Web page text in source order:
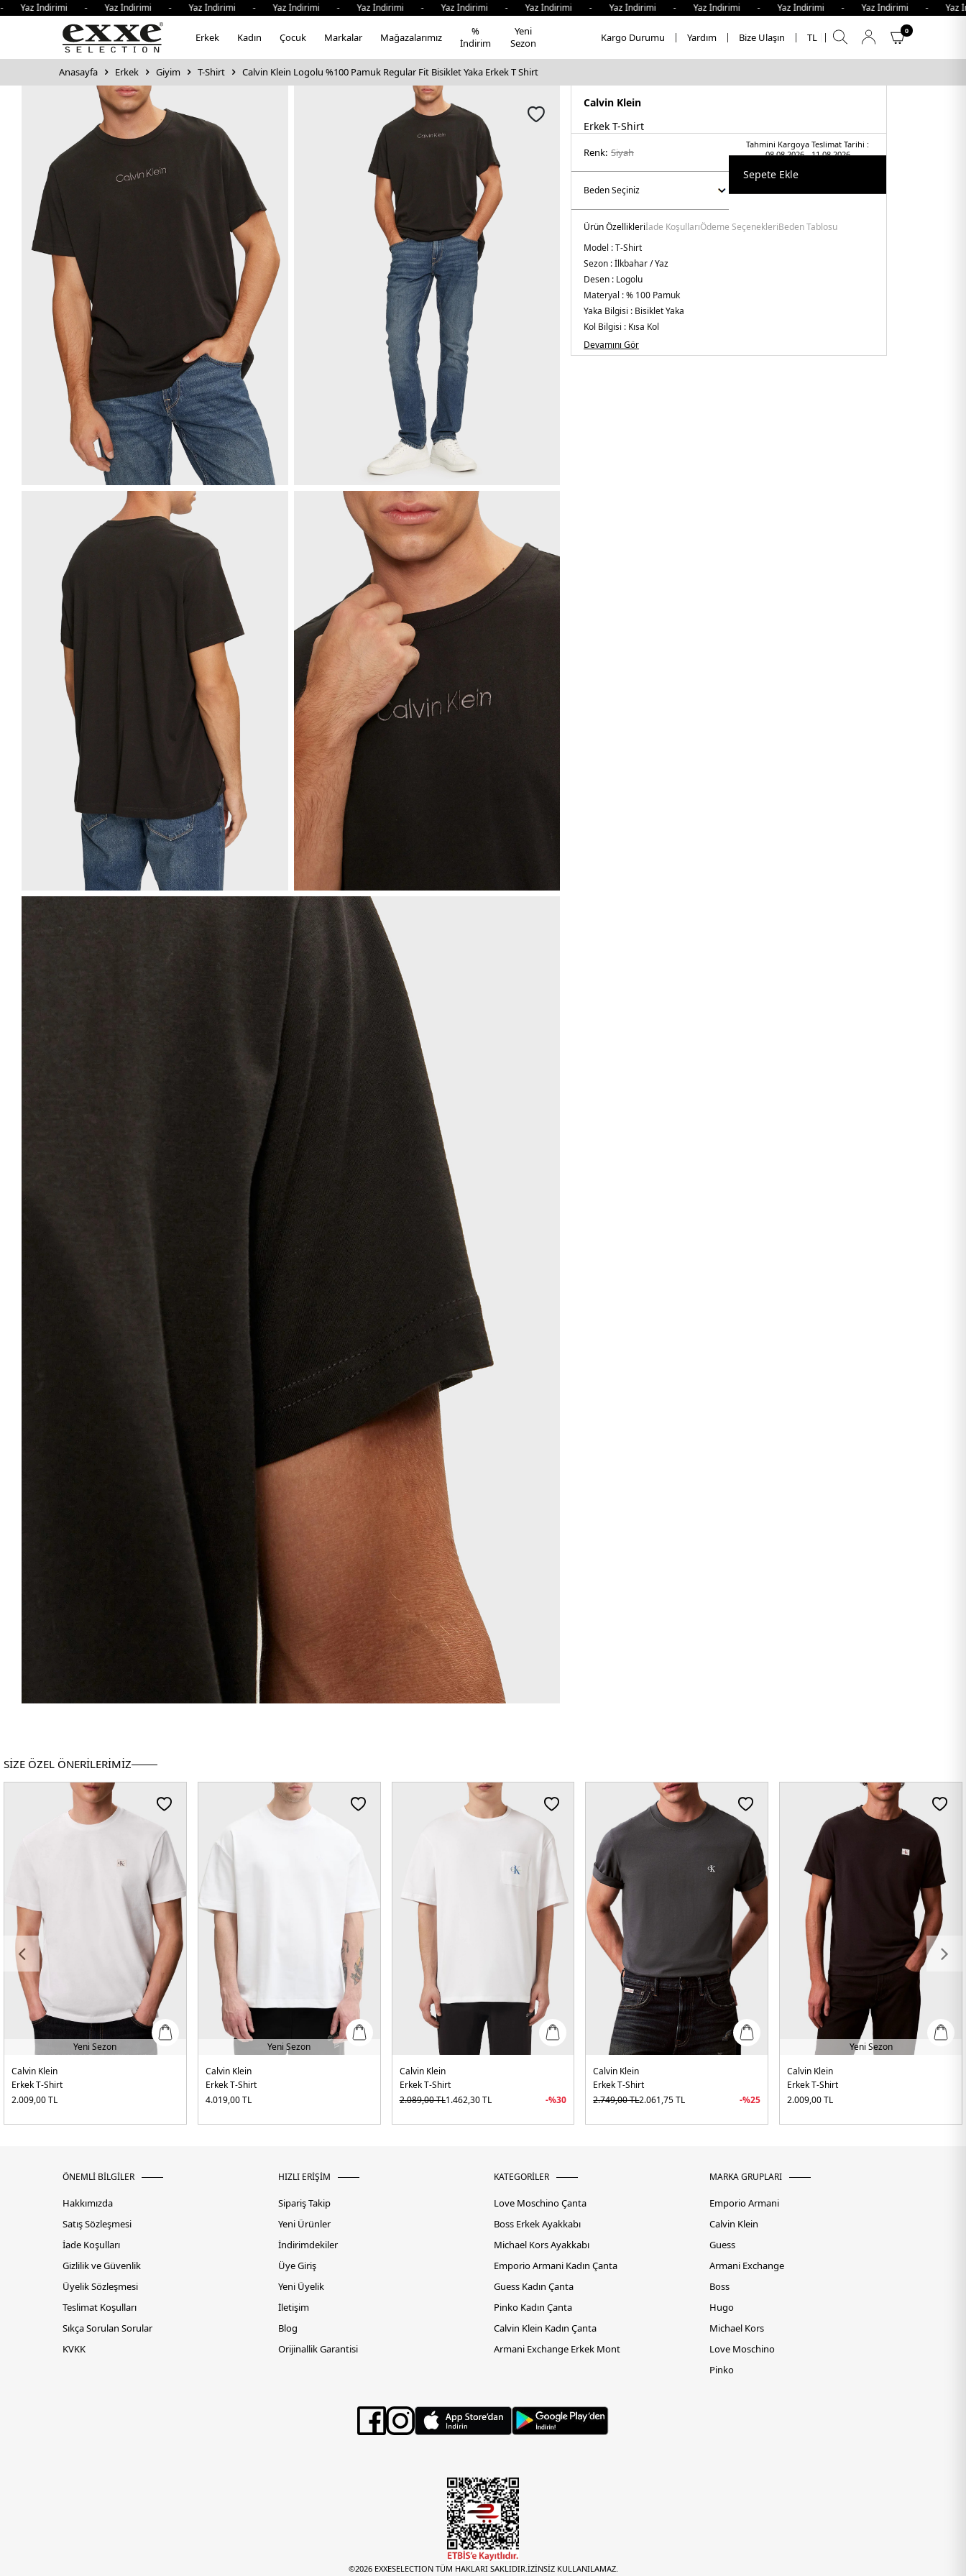
- Yaz İndirimi - Yaz İndirimi - Yaz İndirimi - Yaz İndirimi - Yaz İndirimi - Yaz İndirimi - Yaz İndirimi - Yaz İndirimi - Yaz İndirimi - Yaz İndirimi -
Erkek Kadın Çocuk Markalar Mağazalarımız
%
İndirim
Yeni
Sezon
Kargo Durumu Yardım Bize Ulaşın TL
0
Anasayfa Erkek Giyim T-Shirt Calvin Klein Logolu %100 Pamuk Regular Fit Bisiklet Yaka Erkek T Shirt
Calvin Klein
Erkek T-Shirt
Tahmini Kargoya Teslimat Tarihi :
08.08.2026 - 11.08.2026
Renk: si̇yah
Sepete Ekle
Ürün Özellikleriİade KoşullarıÖdeme SeçenekleriBeden Tablosu
Model :T-Shirt
Sezon :İlkbahar / Yaz
Desen : Logolu
Materyal :% 100 Pamuk
Yaka Bilgisi : Bisiklet Yaka
Kol Bilgisi : Kısa Kol
Kalıp Bilgisi :Regular Fit
Üretim Yeri :Banglades
Devamını Gör
SİZE ÖZEL ÖNERİLERİMİZ
Yeni Sezon
Calvin Klein
Erkek T-Shirt
2.009,00TL
Yeni Sezon
Calvin Klein
Erkek T-Shirt
4.019,00TL
Calvin Klein
Erkek T-Shirt
2.089,00TL1.462,30TL -%30
Calvin Klein
Erkek T-Shirt
2.749,00TL2.061,75TL -%25
Yeni Sezon
Calvin Klein
Erkek T-Shirt
2.009,00TL
ÖNEMLİ BİLGİLER
Hakkımızda
Satış Sözleşmesi
İade Koşulları
Gizlilik ve Güvenlik
Üyelik Sözleşmesi
Teslimat Koşulları
Sıkça Sorulan Sorular
KVKK
HIZLI ERİŞİM
Sipariş Takip
Yeni Ürünler
İndirimdekiler
Üye Giriş
Yeni Üyelik
İletişim
Blog
Orijinallik Garantisi
KATEGORİLER
Love Moschino Çanta
Boss Erkek Ayakkabı
Michael Kors Ayakkabı
Emporio Armani Kadın Çanta
Guess Kadın Çanta
Pinko Kadın Çanta
Calvin Klein Kadın Çanta
Armani Exchange Erkek Mont
MARKA GRUPLARI
Emporio Armani
Calvin Klein
Guess
Armani Exchange
Boss
Hugo
Michael Kors
Love Moschino
Pinko
©2026 EXXESELECTION TÜM HAKLARI SAKLIDIR.İZİNSİZ KULLANILAMAZ.